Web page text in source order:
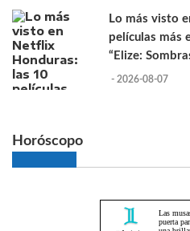
Lo más visto
películas más
“Elize:
- 2026-08-07
Horóscopo